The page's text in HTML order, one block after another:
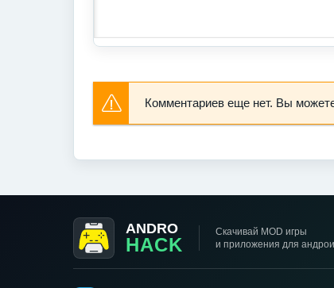
Комментариев еще нет. Вы
ANDRO
HACK
Скачивай MOD игры
и приложения для